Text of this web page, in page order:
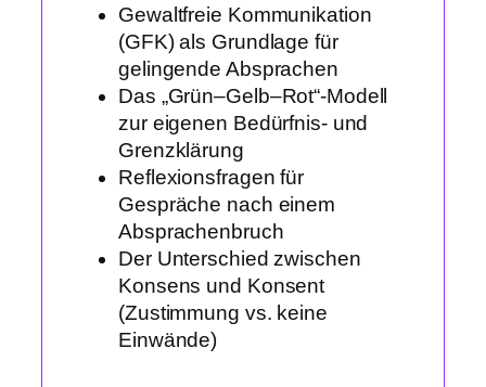
Gewaltfreie Kommunikation
(GFK) als Grundlage für
gelingende Absprachen
Das „Grün–Gelb–Rot“-Modell
zur eigenen Bedürfnis- und
Grenzklärung
Reflexionsfragen für
Gespräche nach einem
Absprachenbruch
Der Unterschied zwischen
Konsens und Konsent
(Zustimmung vs. keine
Einwände)